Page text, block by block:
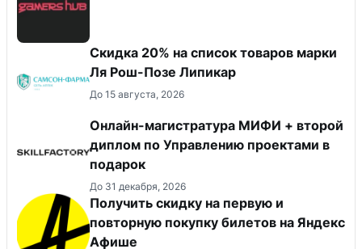
Скидка 20% на список товаров марки
Ля Рош-Позе Липикар
До 15 августа, 2026
Онлайн-магистратура МИФИ + второй
диплом по Управлению проектами в
подарок
До 31 декабря, 2026
Получить скидку на первую и
повторную покупку билетов на Яндекс
Афише